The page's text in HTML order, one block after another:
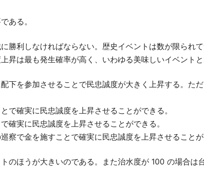
ある。
勝利しなければならない。歴史イベントは数が限られ
は最も発生確率が高く、いわゆる美味しいイベントと
下を参加させることで民忠誠度が大きく上昇する。た
で確実に民忠誠度を上昇させることができる。
確実に民忠誠度を上昇させることができる。
察で金を施すことで確実に民忠誠度を上昇させることが
のほうが大きいのである。また治水度が 100 の場合は